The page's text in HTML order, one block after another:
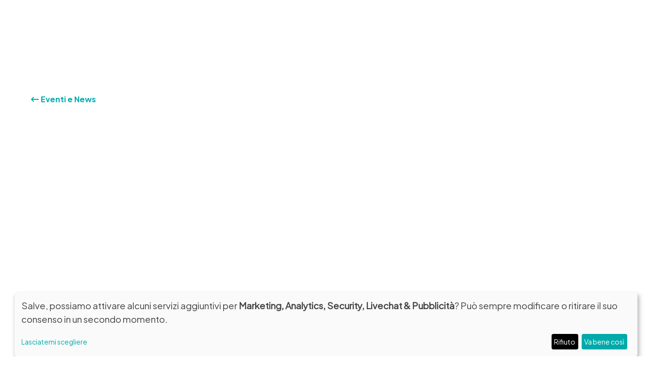
Eventi e News
Salve, possiamo attivare alcuni servizi aggiuntivi perMarketing, Analytics, Security, Livechat & Pubblicità? Può sempre modificare o ritirare il suo
consenso in un secondo momento.
Lasciatemi scegliere Rifiuto Va bene così